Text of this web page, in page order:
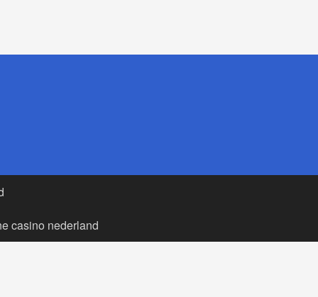
casino nederland